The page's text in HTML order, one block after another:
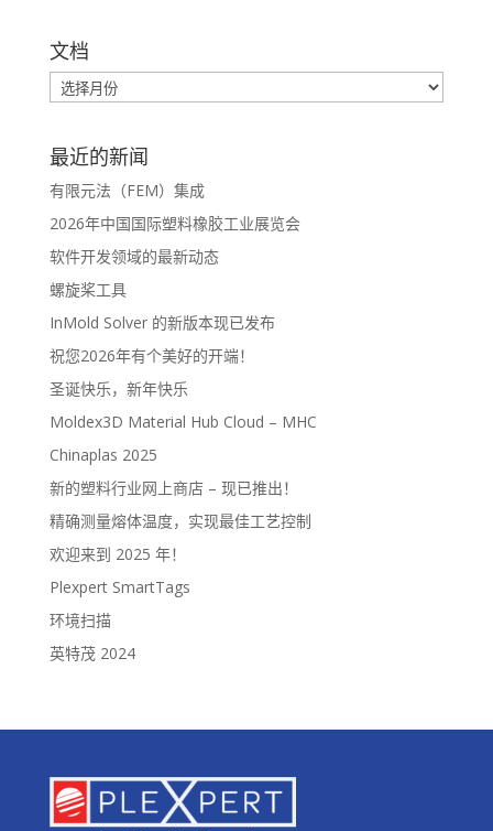
文档
最近的新闻
有限元法（FEM）集成
2026年中国国际塑料橡胶工业展览会
软件开发领域的最新动态
螺旋桨工具
InMold Solver 的新版本现已发布
祝您2026年有个美好的开端！
圣诞快乐，新年快乐
Moldex3D Material Hub Cloud – MHC
Chinaplas 2025
新的塑料行业网上商店 – 现已推出！
精确测量熔体温度，实现最佳工艺控制
欢迎来到 2025 年！
Plexpert SmartTags
环境扫描
英特茂 2024